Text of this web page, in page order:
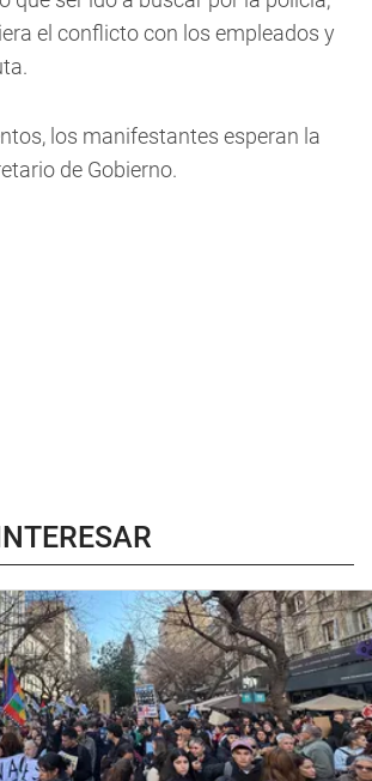
el conflicto con los empleados y
los manifestantes esperan la
de Gobierno.